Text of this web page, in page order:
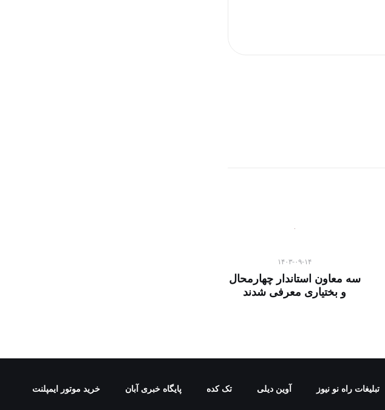
۱۴۰۳-۰۹-۱۴
سه معاون استاندار چهارمحال
و بختیاری معرفی شدند
تبلیغات راه نو نیوز آوین دیلی تک کده پایگاه خبری آبان خرید موتور ایمپلنت